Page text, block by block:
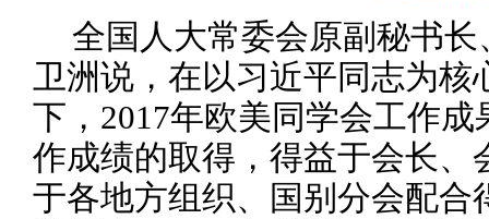
全国人大常委会原副秘书
卫洲说，在以习近平同志为核
下，2017年欧美同学会工作
作成绩的取得，得益于会长、
于各地方组织、国别分会配合